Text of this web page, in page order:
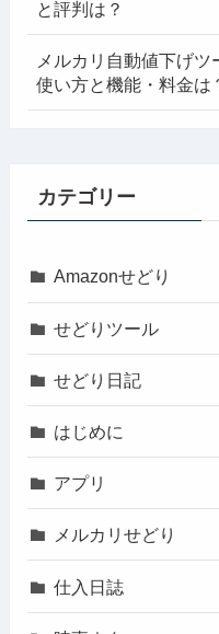
と評判は？
メルカリ自動値下げ
使い方と機能・料金は
カテゴリー
Amazonせどり
せどりツール
せどり日記
はじめに
アプリ
メルカリせどり
仕入日誌